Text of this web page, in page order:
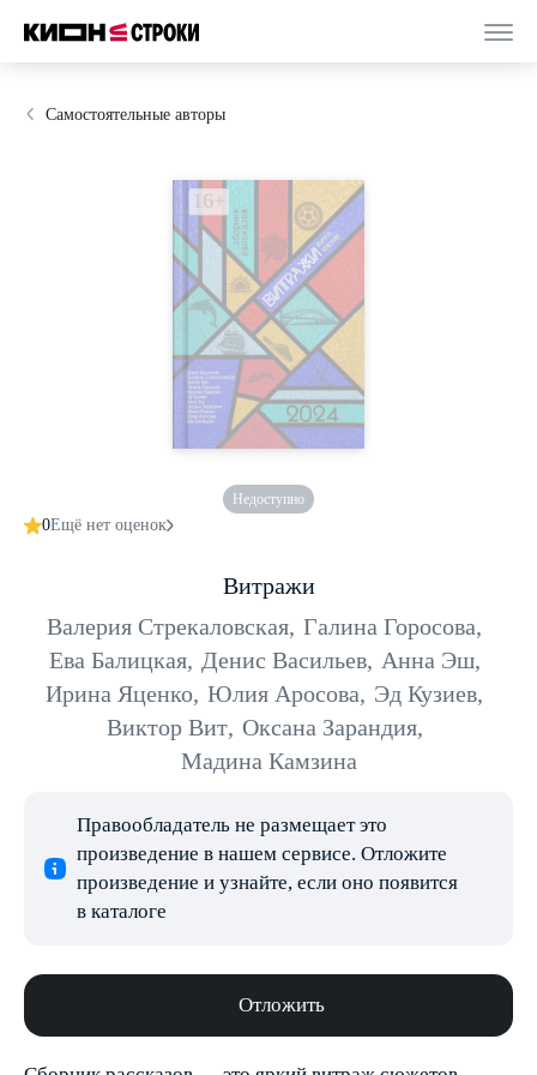
Самостоятельные авторы
Недоступно
0Ещё нет оценок
Витражи
Валерия Стрекаловская, Галина Горосова,
Ева Балицкая, Денис Васильев, Анна Эш,
Ирина Яценко, Юлия Аросова, Эд Кузиев,
Виктор Вит, Оксана Зарандия,
Мадина Камзина
Правообладатель не размещает это
произведение в нашем сервисе. Отложите
произведение и узнайте, если оно появится
в каталоге
Отложить